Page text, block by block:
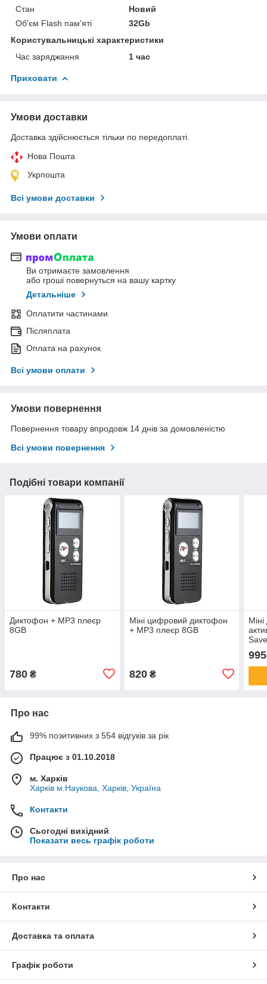
Стан
Новий
Об'єм Flash пам'яті
32Gb
Користувальницькі характеристики
Час заряджання
1 час
Приховати
Умови доставки
Доставка здійснюється тільки по передоплаті.
Нова Пошта
Укрпошта
Всі умови доставки
Умови оплати
Ви отримаєте замовлення
або гроші повернуться на вашу картку
Детальніше
Оплатити частинами
Післяплата
Оплата на рахунок
Всі умови оплати
Умови повернення
Повернення товару впродовж 14 днів за домовленістю
Всі умови повернення
Подібні товари компанії
Диктофон + MP3 плеєр
8GB
780 ₴
Міні цифровий диктофон
+ MP3 плеєр 8GB
820₴
995
Про нас
99% позитивних з 554 відгуків за рік
Працює з 01.10.2018
м. Харків
Харків м.Наукова, Харків, Україна
Контакти
Сьогодні вихідний
Показати весь графік роботи
Про нас
Контакти
Доставка та оплата
Графік роботи